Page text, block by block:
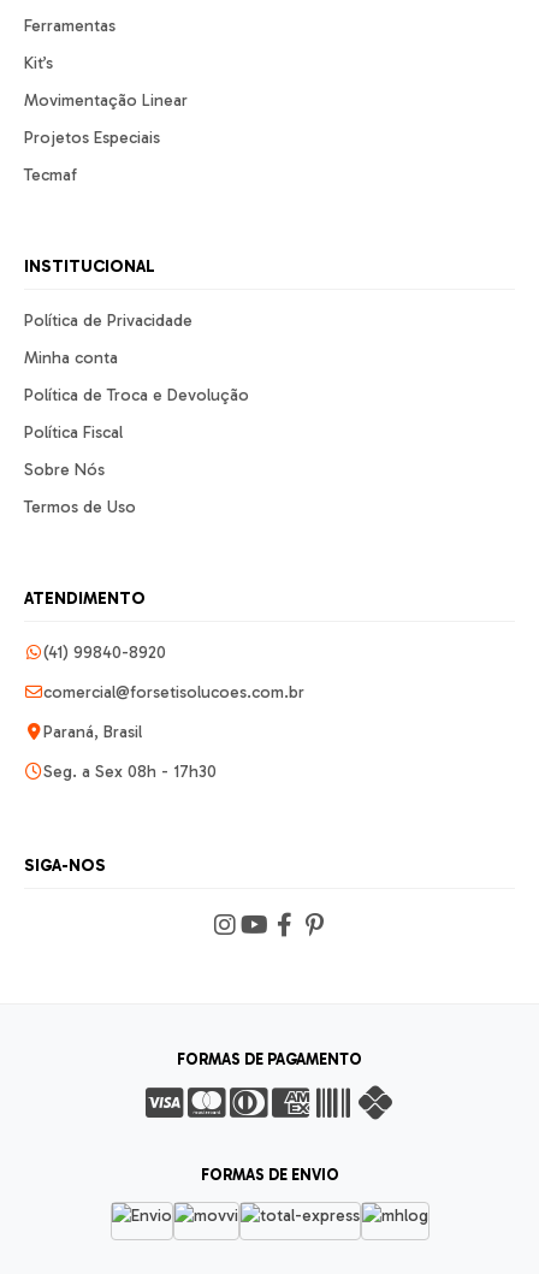
Ferramentas
Kit’s
Movimentação Linear
Projetos Especiais
Tecmaf
INSTITUCIONAL
Política de Privacidade
Minha conta
Política de Troca e Devolução
Política Fiscal
Sobre Nós
Termos de Uso
ATENDIMENTO
(41) 99840-8920
comercial@forsetisolucoes.com.br
Paraná, Brasil
Seg. a Sex 08h - 17h30
SIGA-NOS
FORMAS DE PAGAMENTO
FORMAS DE ENVIO